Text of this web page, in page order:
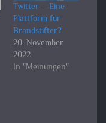
Twitter – Eine
Plattform für
Brandstifter?
20. November
2022
In "Meinungen"